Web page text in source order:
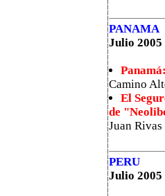
PANAMA
Julio 2005
Camino
El
de
Juan
PERU
Julio 2005